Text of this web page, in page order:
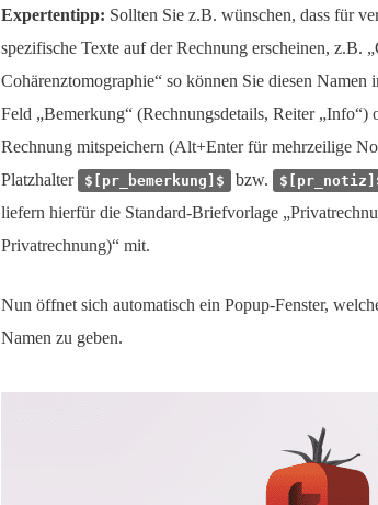
Expertentipp: Sollten Sie z.B. wünschen, dass für
spezifische Texte auf der Rechnung erscheinen, z.B.
Cohärenztomographie“ so können Sie diesen Namen
Feld „Bemerkung“ (Rechnungsdetails, Reiter
Rechnung mitspeichern (Alt+Enter für mehrzeilige
Platzhalter
$[pr_bemerkung]$ bzw.
liefern hierfür die Standard-Briefvorlage
Privatrechnung)“ mit.
Nun öffnet sich automatisch ein Popup-Fenster,
Namen zu geben.